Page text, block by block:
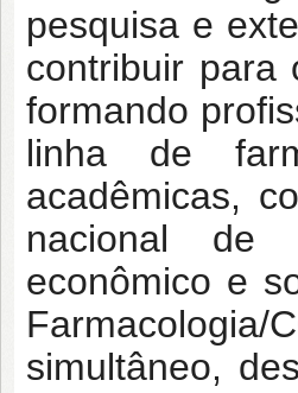
pesquisa e
contribuir para
formando
linha de
acadêmicas,
nacional de
econômico e
Farmacologia/
simultâneo,